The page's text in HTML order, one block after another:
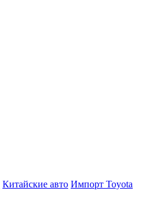
Китайские авто Импорт Toyota